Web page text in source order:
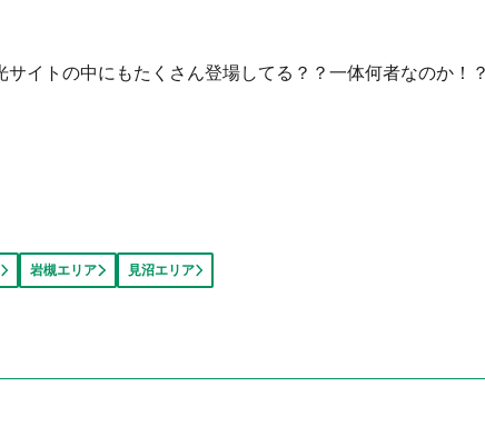
イトの中にもたくさん登場してる？？一体何者なのか！？
岩槻エリア 見沼エリア